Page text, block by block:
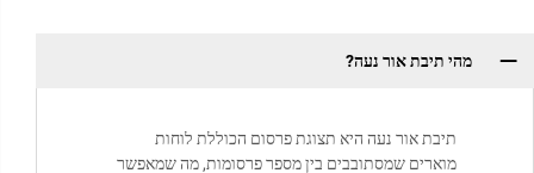
מהי תיבת אור נעה?
תיבת אור נעה היא תצוגת פרסום הכוללת לוחות
מוארים שמסתובבים בין מספר פרסומות, מה שמאפשר